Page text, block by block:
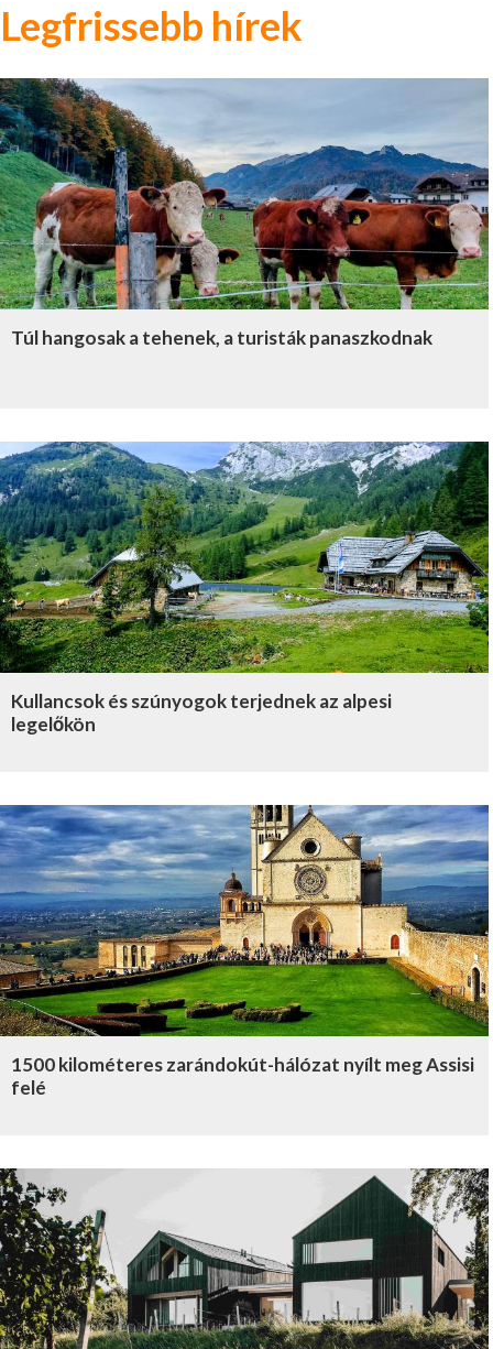
Legfrissebb hírek
Túl hangosak a tehenek, a turisták panaszkodnak
Kullancsok és szúnyogok terjednek az alpesi
legelőkön
1500 kilométeres zarándokút-hálózat nyílt meg Assisi
felé